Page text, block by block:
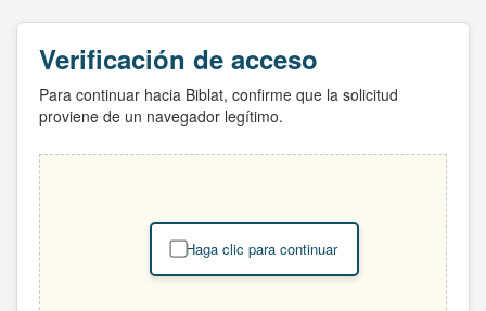
Verificación de acceso
Para continuar hacia Biblat, confirme que la solicitud
proviene de un navegador legítimo.
Haga clic para continuar